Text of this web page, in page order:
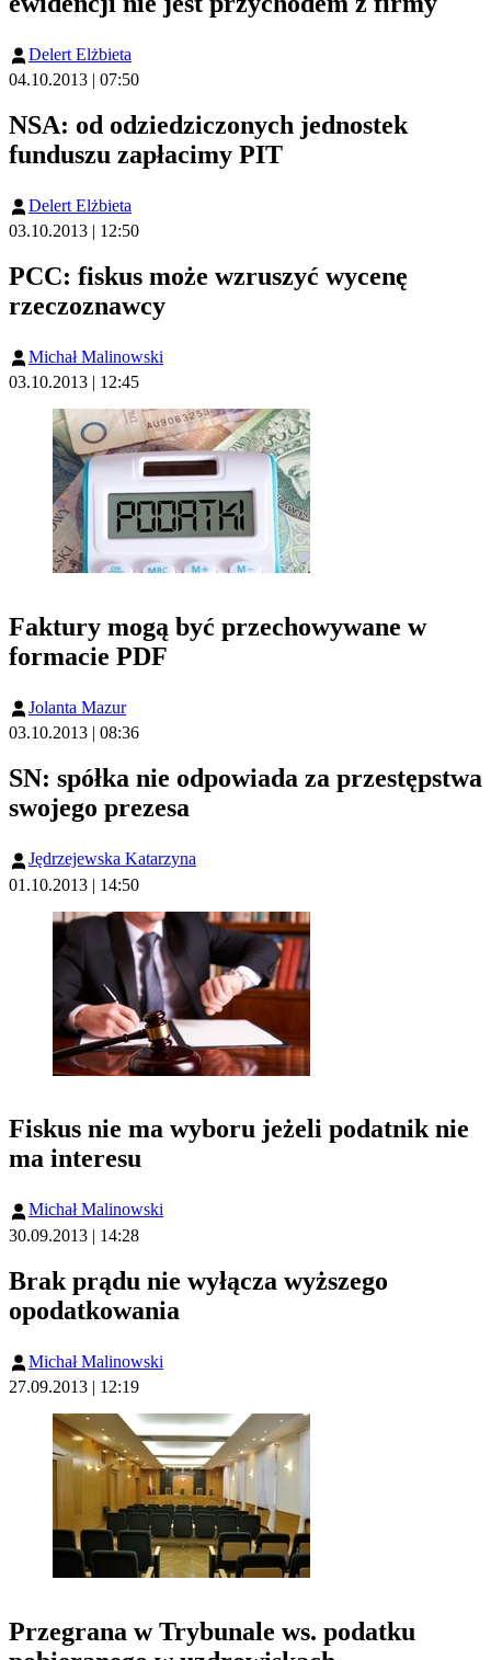
Delert Elżbieta
04.10.2013 | 07:50
NSA: od odziedziczonych jednostek
funduszu zapłacimy PIT
Delert Elżbieta
03.10.2013 | 12:50
PCC: fiskus może wzruszyć wycenę
rzeczoznawcy
Michał Malinowski
03.10.2013 | 12:45
Faktury mogą być przechowywane w
formacie PDF
Jolanta Mazur
03.10.2013 | 08:36
SN: spółka nie odpowiada za przestępstwa
swojego prezesa
Jędrzejewska Katarzyna
01.10.2013 | 14:50
Fiskus nie ma wyboru jeżeli podatnik nie
ma interesu
Michał Malinowski
30.09.2013 | 14:28
Brak prądu nie wyłącza wyższego
opodatkowania
Michał Malinowski
27.09.2013 | 12:19
Przegrana w Trybunale ws. podatku